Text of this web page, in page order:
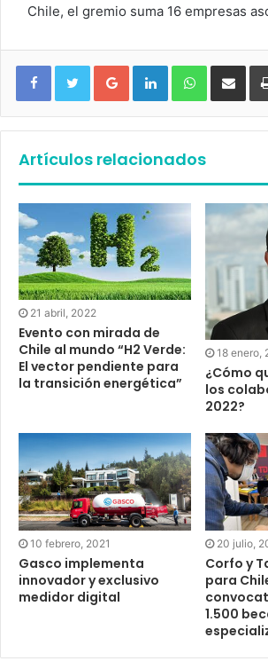
Chile, el gremio suma 16 empresas
Google+ LinkedIn WhatsApp
Artículos relacionados
21 abril, 2022
Evento con mirada de
Chile al mundo “H2 Verde:
El vector pendiente para
la transición energética”
18 enero,
¿Cómo
los
2022?
10 febrero, 2021
Gasco implementa
innovador y exclusivo
medidor digital
20 julio,
Corfo y
para
1.500